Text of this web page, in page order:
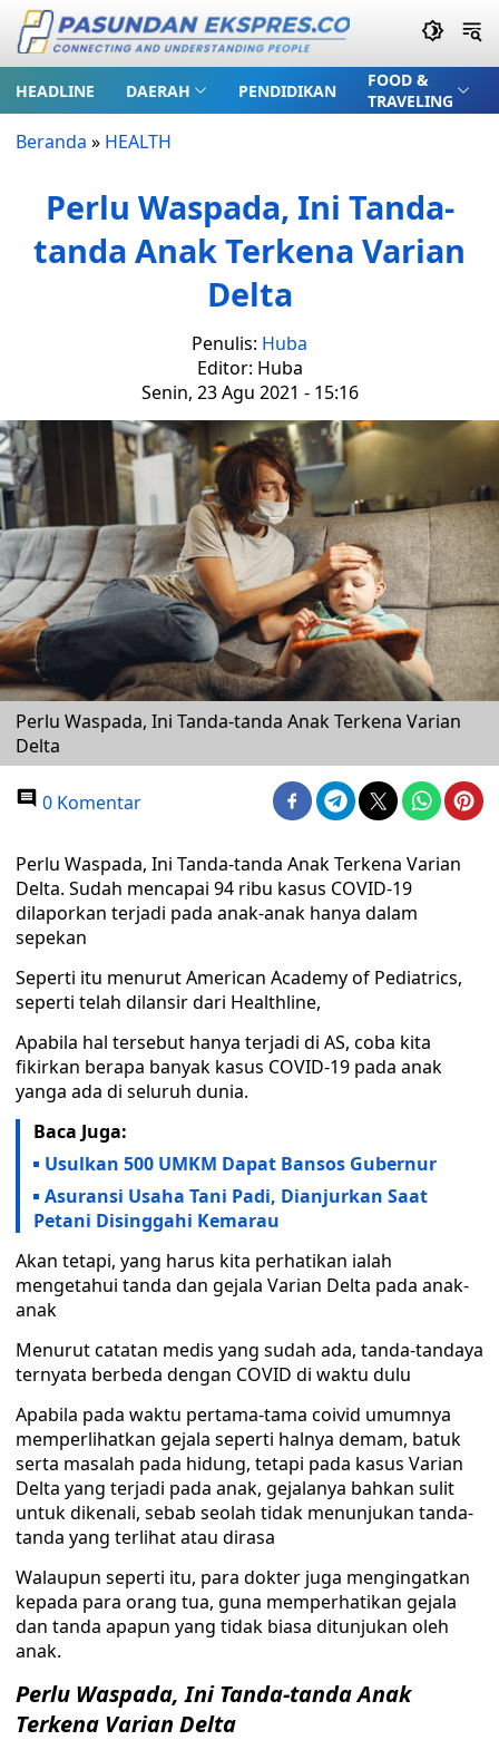
HEADLINE DAERAH PENDIDIKAN
FOOD &
TRAVELING
Beranda » HEALTH
Perlu Waspada, Ini Tanda-
tanda Anak Terkena Varian
Delta
Penulis: Huba
Editor: Huba
Senin, 23 Agu 2021 - 15:16
Perlu Waspada, Ini Tanda-tanda Anak Terkena Varian
Delta
0 Komentar
Perlu Waspada, Ini Tanda-tanda Anak Terkena Varian
Delta. Sudah mencapai 94 ribu kasus COVID-19
dilaporkan terjadi pada anak-anak hanya dalam
sepekan
Seperti itu menurut American Academy of Pediatrics,
seperti telah dilansir dari Healthline,
Apabila hal tersebut hanya terjadi di AS, coba kita
fikirkan berapa banyak kasus COVID-19 pada anak
yanga ada di seluruh dunia.
Baca Juga:
Usulkan 500 UMKM Dapat Bansos Gubernur
Asuransi Usaha Tani Padi, Dianjurkan Saat
Petani Disinggahi Kemarau
Akan tetapi, yang harus kita perhatikan ialah
mengetahui tanda dan gejala Varian Delta pada anak-
anak
Menurut catatan medis yang sudah ada, tanda-tandaya
ternyata berbeda dengan COVID di waktu dulu
Apabila pada waktu pertama-tama coivid umumnya
memperlihatkan gejala seperti halnya demam, batuk
serta masalah pada hidung, tetapi pada kasus Varian
Delta yang terjadi pada anak, gejalanya bahkan sulit
untuk dikenali, sebab seolah tidak menunjukan tanda-
tanda yang terlihat atau dirasa
Walaupun seperti itu, para dokter juga mengingatkan
kepada para orang tua, guna memperhatikan gejala
dan tanda apapun yang tidak biasa ditunjukan oleh
anak.
Perlu Waspada, Ini Tanda-tanda Anak
Terkena Varian Delta